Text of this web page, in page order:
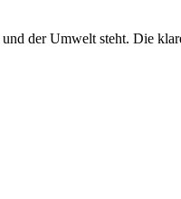
der Umwelt steht. Die